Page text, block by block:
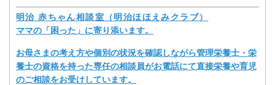
明治 赤ちゃん相談室（明治ほほえみクラブ）
ママの「困った」に寄り添います。
お母さまの考え方や個別の状況を確認しながら管理栄養士・栄
養士の資格を持った専任の相談員がお電話にて直接栄養や育児
のご相談をお受けしています。